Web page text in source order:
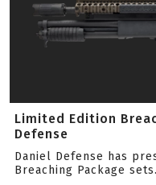
Limited Edition
Defense
Daniel Defense has
Breaching Package sets.